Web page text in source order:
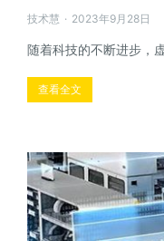
技术慧 2023年9月28日
随着科技的不断进步，
查看全文